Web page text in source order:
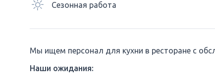
Сезонная работа
Мы ищем персонал для кухни в ресторане с
Наши ожидания: